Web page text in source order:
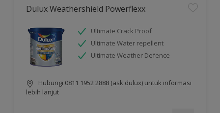
Dulux Weathershield Powerflexx
Ultimate Crack Proof
Ultimate Water repellent
Ultimate Weather Defence
Hubungi 0811 1952 2888 (ask dulux) untuk informasi
lebih lanjut